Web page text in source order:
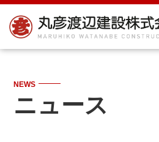
NEWS
ニュース